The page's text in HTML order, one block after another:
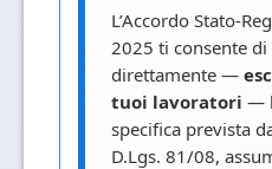
L’Accordo Stato-
2025 ti consente
direttamente —
tuoi lavoratori —
specifica prevista
D.Lgs. 81/08,